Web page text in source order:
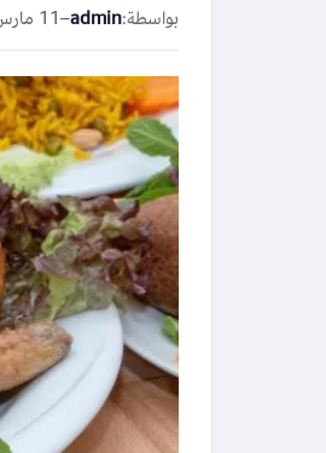
بواسطة:admin
–11 مارس، 2026 6:14 مساءً